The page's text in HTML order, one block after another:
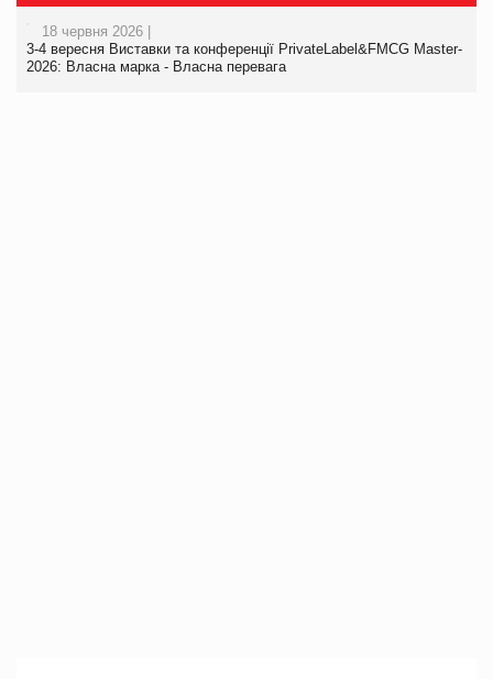
18 червня 2026 |
3-4 вересня Виставки та конференції PrivateLabel&FMCG Master-
2026: Власна марка - Власна перевага